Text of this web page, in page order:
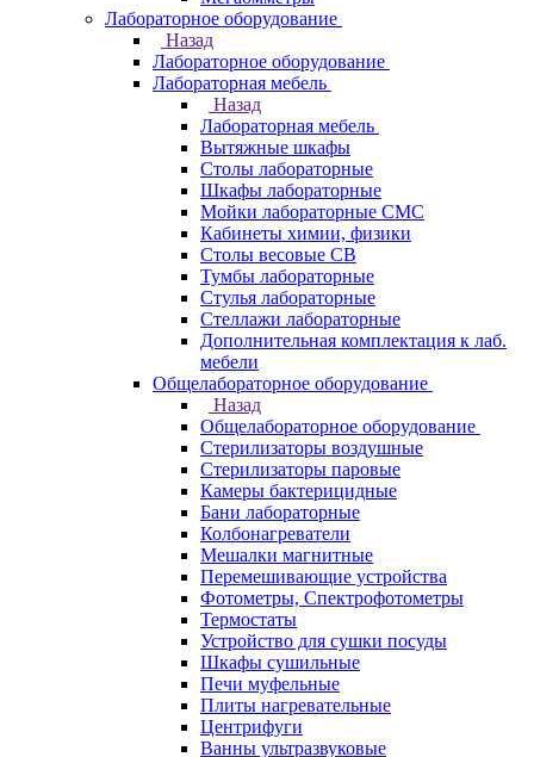
Лабораторное оборудование
Назад
Лабораторное оборудование
Лабораторная мебель
Назад
Лабораторная мебель
Вытяжные шкафы
Столы лабораторные
Шкафы лабораторные
Мойки лабораторные СМС
Кабинеты химии, физики
Столы весовые СВ
Тумбы лабораторные
Стулья лабораторные
Стеллажи лабораторные
Дополнительная комплектация к лаб.
мебели
Общелабораторное оборудование
Назад
Общелабораторное оборудование
Стерилизаторы воздушные
Стерилизаторы паровые
Камеры бактерицидные
Бани лабораторные
Колбонагреватели
Мешалки магнитные
Перемешивающие устройства
Фотометры, Спектрофотометры
Термостаты
Устройство для сушки посуды
Шкафы сушильные
Печи муфельные
Плиты нагревательные
Центрифуги
Ванны ультразвуковые